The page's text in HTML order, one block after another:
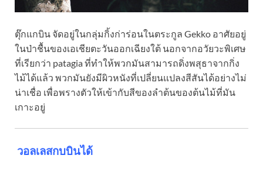
ตุ๊กแกบิน จัดอยู่ในกลุ่มกิ้งก่าร่อนในตระกูล Gekko อาศัยอยู่
ในป่าชื้นของเอเชียตะวันออกเฉียงใต้ นอกจากอวัยวะพิเศษ
ที่เรียกว่า patagia ที่ทำให้พวกมันสามารถดิ่งพสุธาจากกิ่ง
ไม้ได้แล้ว พวกมันยังมีผิวหนังที่เปลี่ยนแปลงสีสันได้อย่างไม่
น่าเชื่อ เพื่อพรางตัวให้เข้ากับสีของลำต้นของต้นไม้ที่มัน
เกาะอยู่
วอลเลสกบบินได้